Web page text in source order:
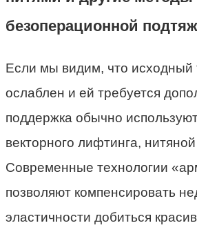
безоперационной
Если мы видим, что исходный
ослаблен и ей требуется
поддержка обычно
векторного лифтинга,
Современные технологии
позволяют компенсировать
эластичности добиться